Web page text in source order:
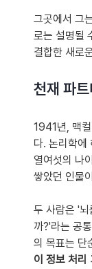
그곳에서 그
로는 설명될
결합한 새로
천재 파
1941년, 맥
다. 논리학에
열여섯의 나
쌓았던 인물
두 사람은 '
까?'라는 공
의 목표는
이 정보 처리